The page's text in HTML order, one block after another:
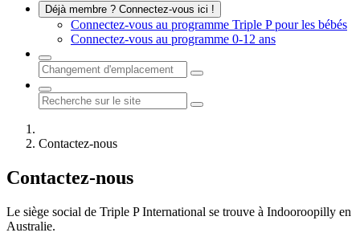
Déjà membre ? Connectez-vous ici !
Connectez-vous au programme Triple P pour les bébés
Connectez-vous au programme 0-12 ans
Contactez-nous
Contactez-nous
Le siège social de Triple P International se trouve à Indooroopilly en
Australie.